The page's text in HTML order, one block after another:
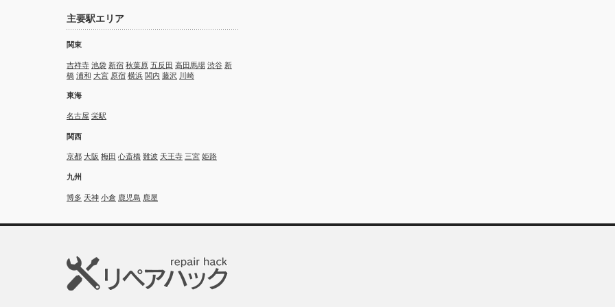
主要駅エリア
関東
吉祥寺 池袋 新宿 秋葉原 五反田 高田馬場 渋谷 新
橋 浦和 大宮 原宿 横浜 関内 藤沢 川崎
東海
名古屋 栄駅
関西
京都 大阪 梅田 心斎橋 難波 天王寺 三宮 姫路
九州
博多 天神 小倉 鹿児島 鹿屋